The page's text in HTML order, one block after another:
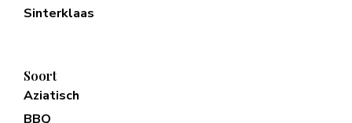
Sinterklaas
Soort
Aziatisch
BBQ